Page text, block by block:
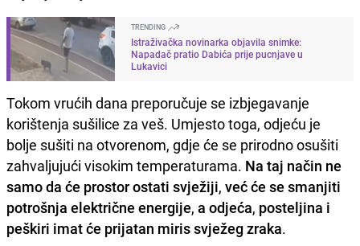
TRENDING
Istraživačka novinarka objavila snimke:
Napadač pratio Dabića prije pucnjave u
Lukavici
Tokom vrućih dana preporučuje se izbjegavanje
korištenja sušilice za veš. Umjesto toga, odjeću je
bolje sušiti na otvorenom, gdje će se prirodno osušiti
zahvaljujući visokim temperaturama. Na taj način ne
samo da će prostor ostati svježiji, već će se smanjiti
potrošnja električne energije, a odjeća, posteljina i
peškiri imat će prijatan miris svježeg zraka.